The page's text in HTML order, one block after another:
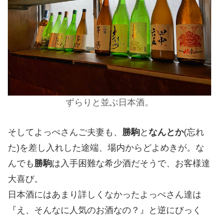
ずらりと並ぶ日本酒。
そしてよっぺさんご夫妻も、 勝駒と なんとか(忘れ
た)を差し入れした途端、場内からどよめきが。な
んでも 勝駒は入手困難な希少酒だそうで、お客様達
大喜び。
日本酒にはあまり詳しくなかったよっぺさん達は
『え、そんなに人気のお酒なの？』と逆にびっく